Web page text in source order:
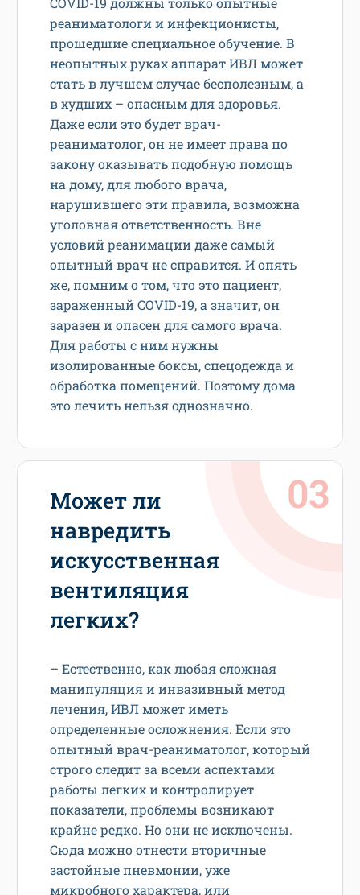
реаниматологи и инфекционисты,
прошедшие специальное обучение. В
неопытных руках аппарат ИВЛ может
стать в лучшем случае бесполезным, а
в худших – опасным для здоровья.
Даже если это будет врач-
реаниматолог, он не имеет права по
закону оказывать подобную помощь
на дому, для любого врача,
нарушившего эти правила, возможна
уголовная ответственность. Вне
условий реанимации даже самый
опытный врач не справится. И опять
же, помним о том, что это пациент,
зараженный COVID-19, а значит, он
заразен и опасен для самого врача.
Для работы с ним нужны
изолированные боксы, спецодежда и
обработка помещений. Поэтому дома
это лечить нельзя однозначно.
Может ли
навредить
искусственная
вентиляция
легких?
– Естественно, как любая сложная
манипуляция и инвазивный метод
лечения, ИВЛ может иметь
определенные осложнения. Если это
опытный врач-реаниматолог, который
строго следит за всеми аспектами
работы легких и контролирует
показатели, проблемы возникают
крайне редко. Но они не исключены.
Сюда можно отнести вторичные
застойные пневмонии, уже
микробного характера, или